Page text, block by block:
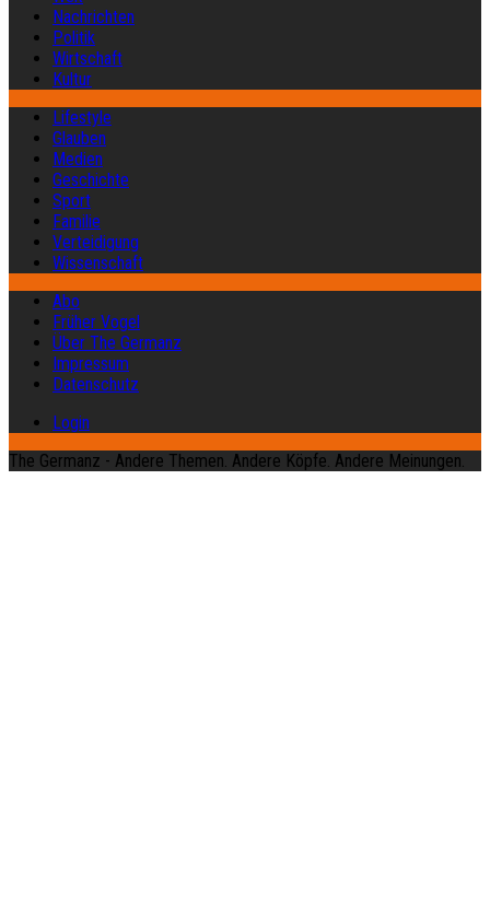
Nachrichten
Politik
Wirtschaft
Kultur
Lifestyle
Glauben
Medien
Geschichte
Sport
Familie
Verteidigung
Wissenschaft
Abo
Früher Vogel
Über The Germanz
Impressum
Datenschutz
Login
The Germanz - Andere Themen. Andere Köpfe. Andere Meinungen.